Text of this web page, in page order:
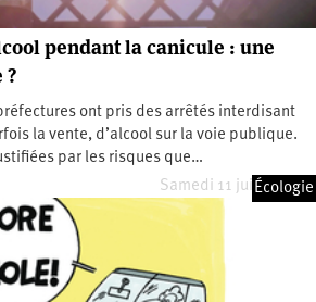
pendant la canicule : une
?
ont pris des arrêtés interdisant
la vente, d’alcool sur la voie publique.
par les risques que…
Samedi 11 juillet 2026
Écologie